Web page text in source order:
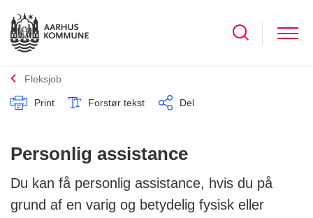
Fleksjob
Print Forstør tekst Del
Personlig assistance
Du kan få personlig assistance, hvis du på
grund af en varig og betydelig fysisk eller